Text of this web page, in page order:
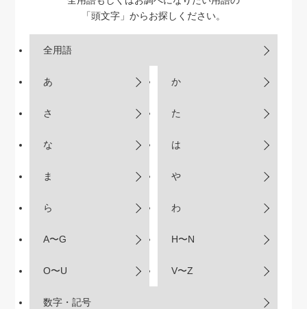
「頭文字」からお探しください。
全用語
あ か
さ た
な は
ま や
ら わ
A〜G H〜N
O〜U V〜Z
数字・記号